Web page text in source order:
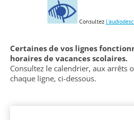
Consultez
Certaines de vos lignes
horaires de vacances scolaires.
Consultez le calendrier, aux arrêts
chaque ligne, ci-dessous.